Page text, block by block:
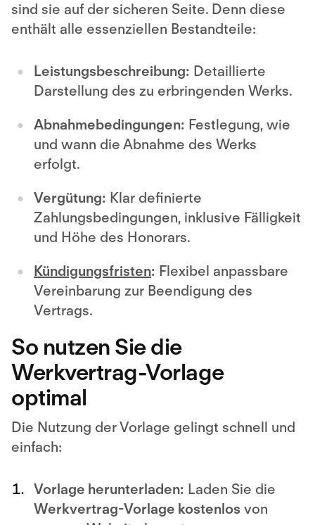
sind sie auf der sicheren Seite. Denn diese
enthält alle essenziellen Bestandteile:
Leistungsbeschreibung: Detaillierte
Darstellung des zu erbringenden Werks.
Abnahmebedingungen: Festlegung, wie
und wann die Abnahme des Werks
erfolgt.
Vergütung: Klar definierte
Zahlungsbedingungen, inklusive Fälligkeit
und Höhe des Honorars.
Kündigungsfristen: Flexibel anpassbare
Vereinbarung zur Beendigung des
Vertrags.
So nutzen Sie die
Werkvertrag-Vorlage
optimal
Die Nutzung der Vorlage gelingt schnell und
einfach:
Vorlage herunterladen: Laden Sie die
Werkvertrag-Vorlage kostenlos von